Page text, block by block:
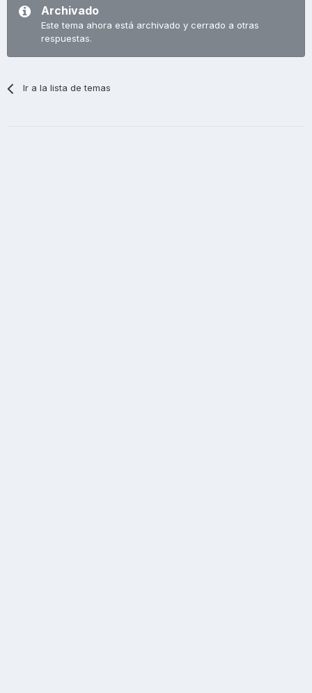
Archivado
Este tema ahora está archivado y cerrado a otras
respuestas.
Ir a la lista de temas